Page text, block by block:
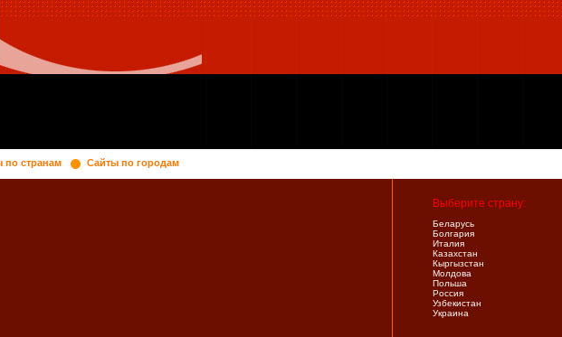
по странам
Сайты по городам
Выберите страну:
Беларусь
Болгария
Италия
Казахстан
Кыргызстан
Молдова
Польша
Россия
Узбекистан
Украина